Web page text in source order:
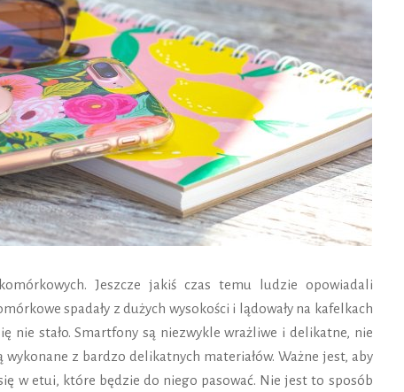
Jeszcze jakiś czas temu ludzie opowiadali
spadały z dużych wysokości i lądowały na kafelkach
nie stało. Smartfony są niezwykle wrażliwe i delikatne, nie
z bardzo delikatnych materiałów. Ważne jest, aby
w etui, które będzie do niego pasować. Nie jest to sposób